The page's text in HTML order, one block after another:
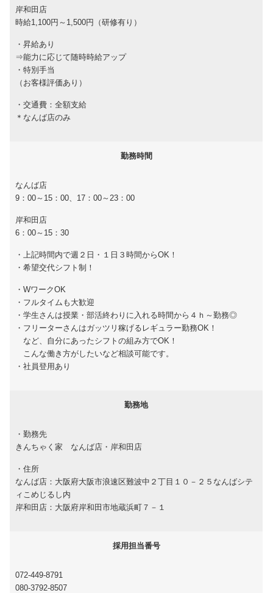
岸和田店
時給1,100円～1,500円（研修有り）
・昇給あり
⇒能力に応じて随時時給アップ
・特別手当
（お客様評価あり）
・交通費：全額支給
＊なんば店のみ
勤務時間
なんば店
9：00～15：00、17：00～23：00
岸和田店
6：00～15：30
・上記時間内で週２日・１日３時間からOK！
・希望交代シフト制！
・WワークOK
・フルタイムも大歓迎
・学生さんは授業・部活終わりに入れる時間から４ｈ～勤務◎
・フリーターさんはガッツリ稼げるレギュラー勤務OK！
など、自分にあったシフトの組み方でOK！
こんな働き方がしたいなど相談可能です。
・社員登用あり
勤務地
・勤務先
きんちゃく家 なんば店・岸和田店
・住所
なんば店：大阪府大阪市浪速区難波中２丁目１０－２５なんばシテ
ィこめじるし内
岸和田店：大阪府岸和田市地蔵浜町７－１
採用担当番号
072-449-8791
080-3792-8507